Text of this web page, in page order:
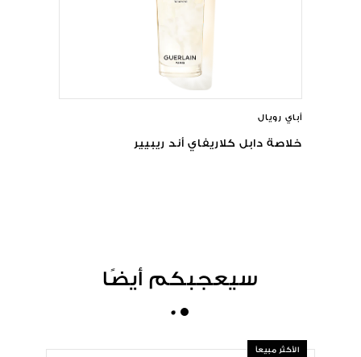
أباي رويال
خلاصة دابل كلاريفاي أند ريبيير
سيعجبكم أيضًا
الأكثر مبيعاً